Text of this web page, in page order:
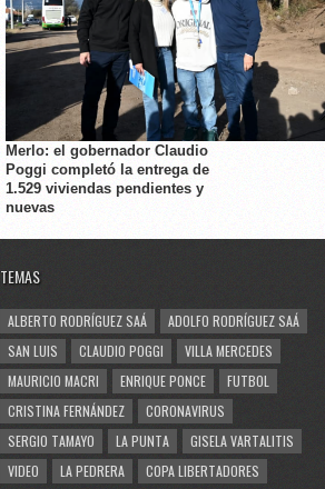
Merlo: el gobernador Claudio
Poggi completó la entrega de
1.529 viviendas pendientes y
nuevas
TEMAS
ALBERTO RODRÍGUEZ SAÁ
ADOLFO RODRÍGUEZ SAÁ
SAN LUIS
CLAUDIO POGGI
VILLA MERCEDES
MAURICIO MACRI
ENRIQUE PONCE
FUTBOL
CRISTINA FERNÁNDEZ
CORONAVIRUS
SERGIO TAMAYO
LA PUNTA
GISELA VARTALITIS
VIDEO
LA PEDRERA
COPA LIBERTADORES